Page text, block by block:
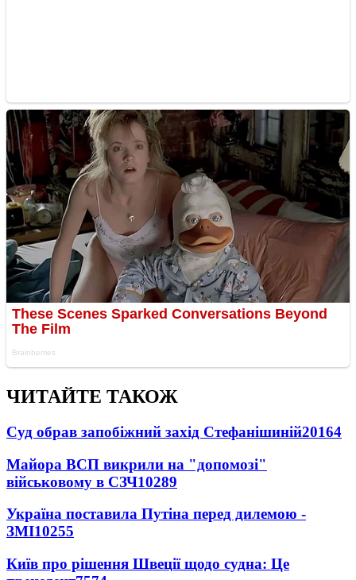
ЧИТАЙТЕ ТАКОЖ
Суд обрав запобіжний захід Стефанішиній20164
Майора ВСП викрили на "допомозі"
військовому в СЗЧ10289
Україна поставила Путіна перед дилемою -
ЗМІ10255
Київ про рішення Швеції щодо судна: Це